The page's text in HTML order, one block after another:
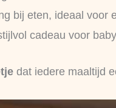
bij eten, ideaal voor
cadeau voor
dat iedere maaltijd